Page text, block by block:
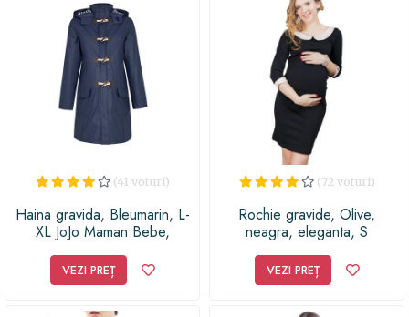
(41 voturi)
Haina gravida, Bleumarin, L-
XL JoJo Maman Bebe,
VEZI PREȚ
(72 voturi)
Rochie gravide, Olive,
neagra, eleganta, S
VEZI PREȚ